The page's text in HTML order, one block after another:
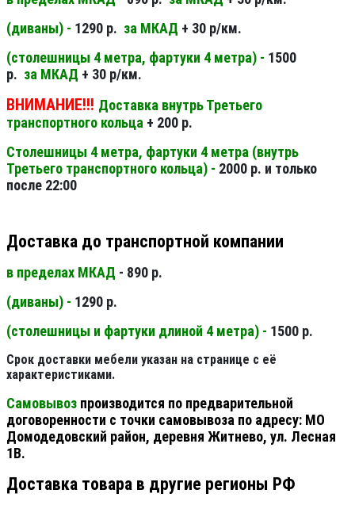
(диваны) - 1290 р. за МКАД + 30 р/км.
(столешницы 4 метра, фартуки 4 метра) - 1500
р. за МКАД + 30 р/км.
ВНИМАНИЕ!!! Доставка внутрь Третьего
транспортного кольца + 200 р.
Столешницы 4 метра, фартуки 4 метра (внутрь
Третьего транспортного кольца) - 2000 р. и только
после 22:00
Доставка до транспортной компании
в пределах МКАД - 890 р.
(диваны) - 1290 р.
(столешницы и фартуки длиной 4 метра) - 1500 р.
Срок доставки мебели указан на странице с её
характеристиками.
Самовывоз производится по предварительной
договоренности с точки самовывоза по адресу: МО
Домодедовский район, деревня Житнево, ул. Лесная
1В.
Доставка товара в другие регионы РФ